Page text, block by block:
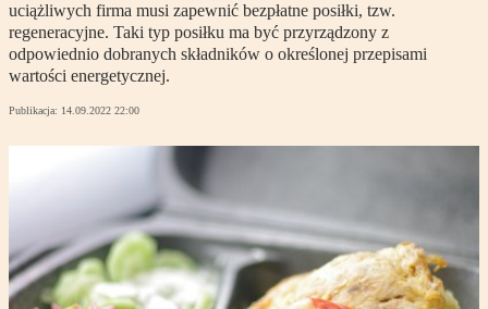
uciążliwych firma musi zapewnić bezpłatne posiłki, tzw.
regeneracyjne. Taki typ posiłku ma być przyrządzony z
odpowiednio dobranych składników o określonej przepisami
wartości energetycznej.
Publikacja: 14.09.2022 22:00